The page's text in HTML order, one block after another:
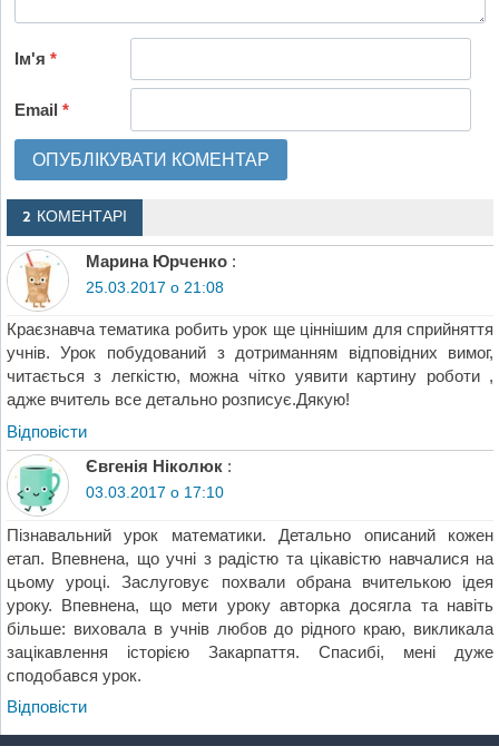
Ім'я*
Email*
2 КОМЕНТАРІ
Марина Юрченко :
25.03.2017 о 21:08
Краєзнавча тематика робить урок ще ціннішим для сприйняття
учнів. Урок побудований з дотриманням відповідних вимог,
читається з легкістю, можна чітко уявити картину роботи ,
адже вчитель все детально розписує.Дякую!
Відповіcти
Євгенія Ніколюк :
03.03.2017 о 17:10
Пізнавальний урок математики. Детально описаний кожен
етап. Впевнена, що учні з радістю та цікавістю навчалися на
цьому уроці. Заслуговує похвали обрана вчителькою ідея
уроку. Впевнена, що мети уроку авторка досягла та навіть
більше: виховала в учнів любов до рідного краю, викликала
зацікавлення історією Закарпаття. Спасибі, мені дуже
сподобався урок.
Відповіcти